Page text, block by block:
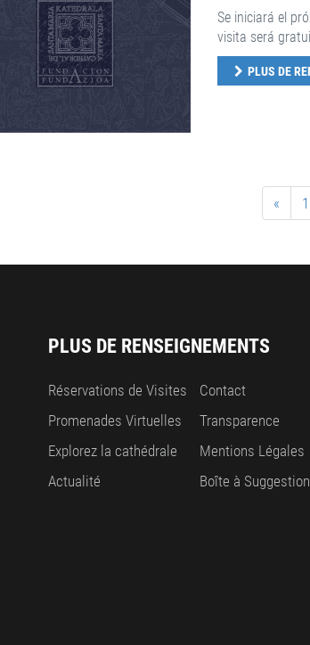
Se iniciará el
visita será
PLUS DE
« 1
PLUS DE RENSEIGNEMENTS
Réservations de Visites
Promenades Virtuelles
Explorez la cathédrale
Actualité
Contact
Transparence
Mentions Légales
Boîte à